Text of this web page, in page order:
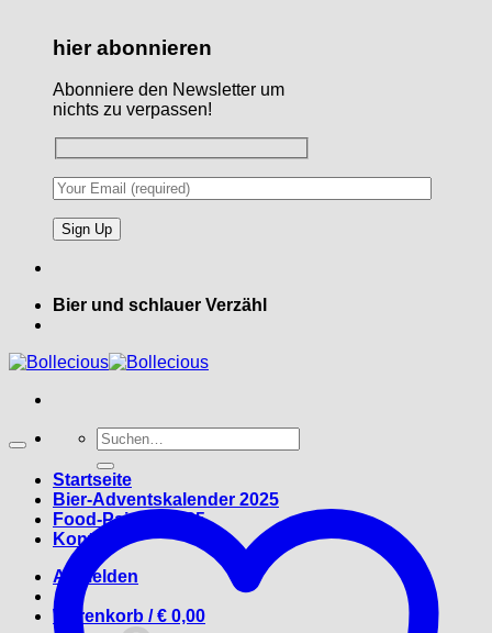
hier abonnieren
Abonniere den Newsletter um
nichts zu verpassen!
Bier und schlauer Verzähl
Suche
nach:
Startseite
Bier-Adventskalender 2025
Food-Pairing 2025
Kontakt
Anmelden
Warenkorb /€ 0,00